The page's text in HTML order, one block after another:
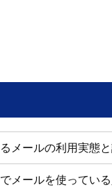
メールの利用実態
メールを使っている